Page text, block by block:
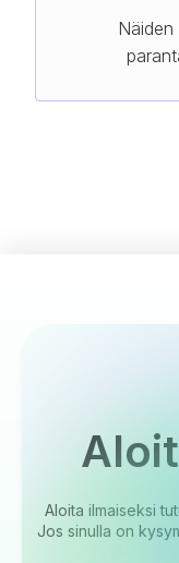
Aloita ilmaiseksi
Jos sinulla on